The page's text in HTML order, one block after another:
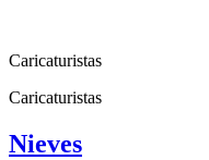
Caricaturistas
Caricaturistas
Nieves